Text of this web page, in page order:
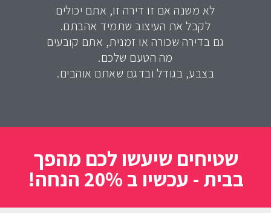
לא משנה אם זו דירה זו, אתם יכולים
לקבל את העיצוב שתמיד אהבתם.
גם בדירה שכורה או זמנית, אתם קובעים
מה הטעם שלכם.
בצבע, בגודל ובדגם שאתם אוהבים.
שטיחים שיעשו לכם מהפך
בבית - עכשיו ב 20% הנחה!